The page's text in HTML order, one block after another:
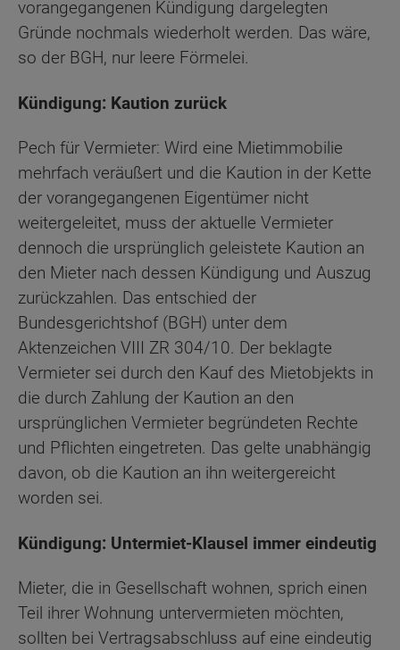
vorangegangenen Kündigung dargelegten
Gründe nochmals wiederholt werden. Das wäre,
so der BGH, nur leere Förmelei.
Kündigung: Kaution zurück
Pech für Vermieter: Wird eine Mietimmobilie
mehrfach veräußert und die Kaution in der Kette
der vorangegangenen Eigentümer nicht
weitergeleitet, muss der aktuelle Vermieter
dennoch die ursprünglich geleistete Kaution an
den Mieter nach dessen Kündigung und Auszug
zurückzahlen. Das entschied der
Bundesgerichtshof (BGH) unter dem
Aktenzeichen VIII ZR 304/10. Der beklagte
Vermieter sei durch den Kauf des Mietobjekts in
die durch Zahlung der Kaution an den
ursprünglichen Vermieter begründeten Rechte
und Pflichten eingetreten. Das gelte unabhängig
davon, ob die Kaution an ihn weitergereicht
worden sei.
Kündigung: Untermiet-Klausel immer eindeutig
Mieter, die in Gesellschaft wohnen, sprich einen
Teil ihrer Wohnung untervermieten möchten,
sollten bei Vertragsabschluss auf eine eindeutig